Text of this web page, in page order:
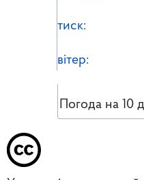
тиск:
вітер:
Погода на 10